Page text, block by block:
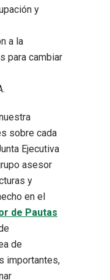
y
a la
para cambiar
sobre cada
Ejecutiva
asesor
y
en el
de Pautas
de
importantes,